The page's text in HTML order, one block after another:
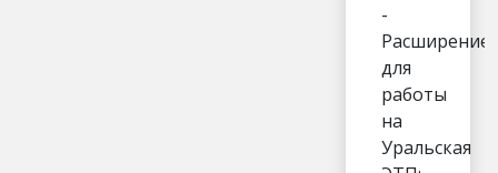
-
Расширение
для
работы
на
Уральская